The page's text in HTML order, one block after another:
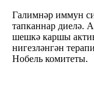
Галимнәр иммун
тапканнар диелә.
шешкә каршы
нигезләнгән
Нобель комитеты.